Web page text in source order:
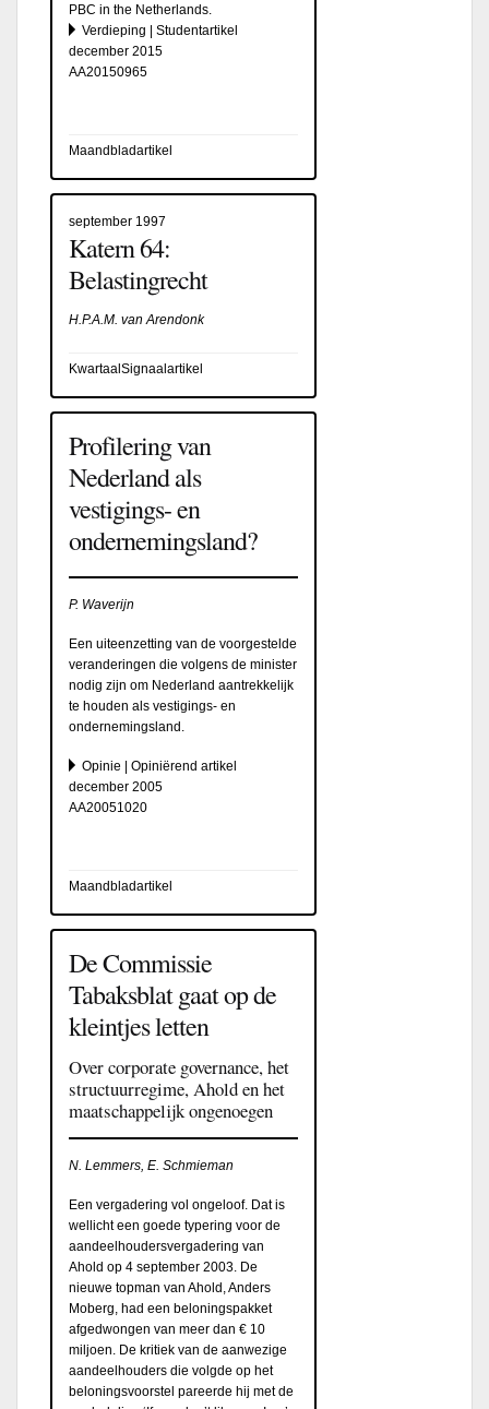
PBC in the Netherlands.
Verdieping | Studentartikel
december 2015
AA20150965
Maandbladartikel
september 1997
Katern 64:
Belastingrecht
H.P.A.M. van Arendonk
KwartaalSignaalartikel
Profilering van
Nederland als
vestigings- en
ondernemingsland?
P. Waverijn
Een uiteenzetting van de voorgestelde
veranderingen die volgens de minister
nodig zijn om Nederland aantrekkelijk
te houden als vestigings- en
ondernemingsland.
Opinie | Opiniërend artikel
december 2005
AA20051020
Maandbladartikel
De Commissie
Tabaksblat gaat op de
kleintjes letten
Over corporate governance, het
structuurregime, Ahold en het
maatschappelijk ongenoegen
N. Lemmers, E. Schmieman
Een vergadering vol ongeloof. Dat is
wellicht een goede typering voor de
aandeelhoudersvergadering van
Ahold op 4 september 2003. De
nieuwe topman van Ahold, Anders
Moberg, had een beloningspakket
afgedwongen van meer dan € 10
miljoen. De kritiek van de aanwezige
aandeelhouders die volgde op het
beloningsvoorstel pareerde hij met de